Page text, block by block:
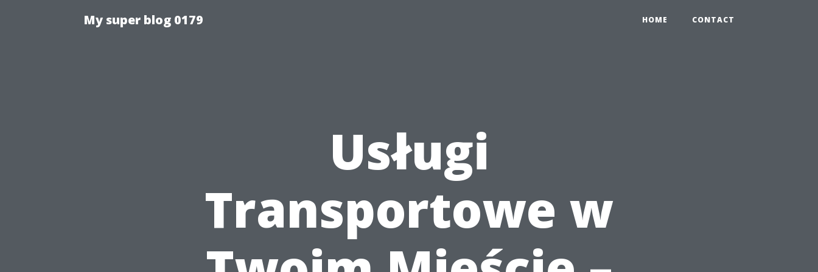
My super blog 0179 HOME CONTACT
Usługi
Transportowe w